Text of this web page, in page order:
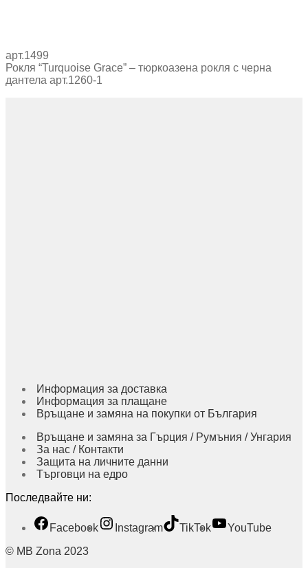
арт.1499
Рокля “Turquoise Grace” – тюркоазена рокля с черна
дантела арт.1260-1
Информация за доставка
Информация за плащане
Връщане и замяна на покупки от България
Връщане и замяна за Гърция / Румъния / Унгария
За нас / Контакти
Защита на личните данни
Търговци на едро
Последвайте ни:
Facebook Instagram TikTok
YouTube
© MB Zona 2023